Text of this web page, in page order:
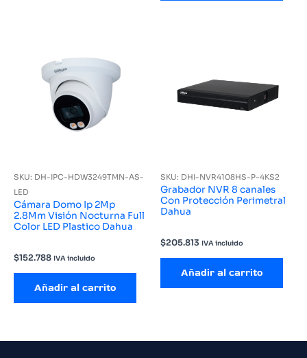
SKU: DH-IPC-HDW3249TMN-AS-
LED
Cámara Domo Ip 2Mp
2.8Mm Visión Nocturna Full
Color LED Plastico Dahua
$152.788 IVA incluido
Añadir al carrito
SKU: DHI-NVR4108HS-P-4KS2
Grabador NVR 8 canales
Con Protección Perimetral
Dahua
$205.813 IVA incluido
Añadir al carrito